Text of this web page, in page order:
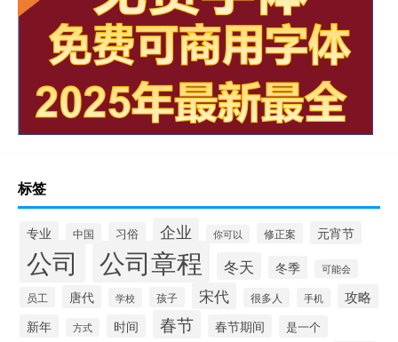
标签
专业 中国 习俗 企业 你可以 修正案 元宵节
公司 公司章程 冬天 冬季 可能会
员工 唐代 学校 孩子 宋代 很多人 手机 攻略
新年 方式 时间 春节 春节期间 是一个